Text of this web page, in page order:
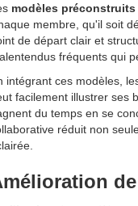
modèles préconstruits
membre, qu'il soit
de départ clair et
fréquents qui
intégrant ces modèles,
facilement illustrer ses
du temps en se
réduit non